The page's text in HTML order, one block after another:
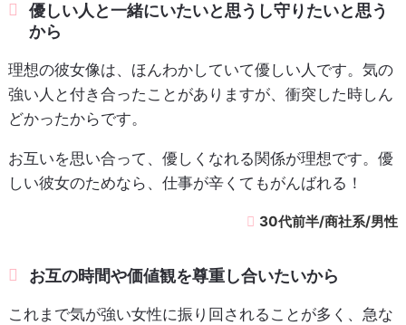
優しい人と一緒にいたいと思うし守りたいと思う
から
理想の彼女像は、ほんわかしていて優しい人です。気の
強い人と付き合ったことがありますが、衝突した時しん
どかったからです。
お互いを思い合って、優しくなれる関係が理想です。優
しい彼女のためなら、仕事が辛くてもがんばれる！
30代前半/商社系/男性
お互の時間や価値観を尊重し合いたいから
これまで気が強い女性に振り回されることが多く、急な